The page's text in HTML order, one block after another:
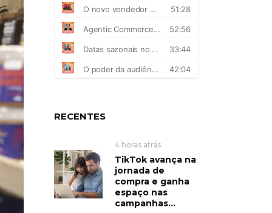
RECENTES
4 horas atrás
TikTok avança na
jornada de
compra e ganha
espaço nas
campanhas...